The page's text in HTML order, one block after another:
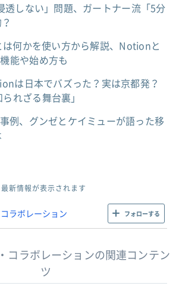
しない」問題、ガートナー流「5分
何かを使い方から解説、Notionと
能や始め方も
は日本でバズった？実は京都発？
れざる舞台裏」
例、グンゼとケイミューが語った移
新情報が表示されます
ラボレーション フォローする
コラボレーションの関連コンテン
ツ